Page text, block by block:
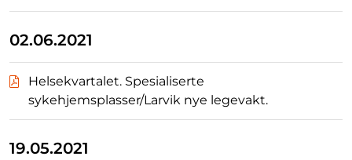
02.06.2021
Helsekvartalet. Spesialiserte
sykehjemsplasser/Larvik nye legevakt.
19.05.2021